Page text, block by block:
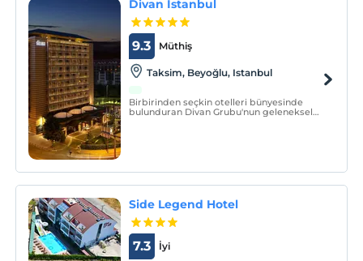
Divan Istanbul
Müthiş
9.3
Taksim, Beyoğlu, Istanbul
Birbirinden seçkin otelleri bünyesinde
bulunduran Divan Grubu'nun geleneksel
Side Legend Hotel
İyi
7.3